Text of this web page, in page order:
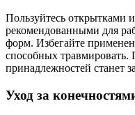
Пользуйтесь открытками
рекомендованными для
форм. Избегайте
способных
принадлежностей станет
Уход за